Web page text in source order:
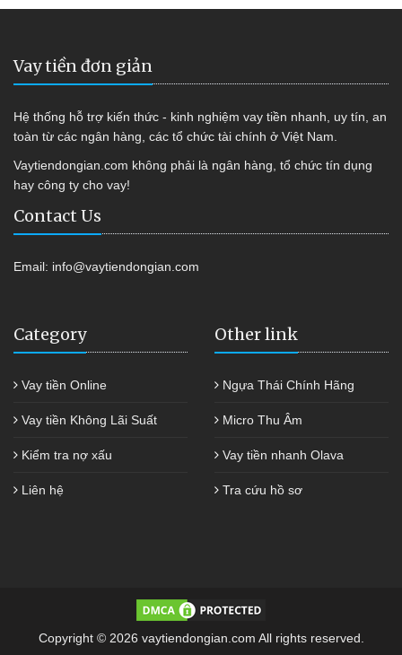
Vay tiền đơn giản
Hệ thống hỗ trợ kiến thức - kinh nghiệm vay tiền nhanh, uy tín, an
toàn từ các ngân hàng, các tổ chức tài chính ở Việt Nam.
Vaytiendongian.com không phải là ngân hàng, tổ chức tín dụng
hay công ty cho vay!
Contact Us
Email: info@vaytiendongian.com
Category
Vay tiền Online
Vay tiền Không Lãi Suất
Kiểm tra nợ xấu
Liên hệ
Other link
Ngựa Thái Chính Hãng
Micro Thu Âm
Vay tiền nhanh Olava
Tra cứu hồ sơ
Copyright © 2026 vaytiendongian.com All rights reserved.